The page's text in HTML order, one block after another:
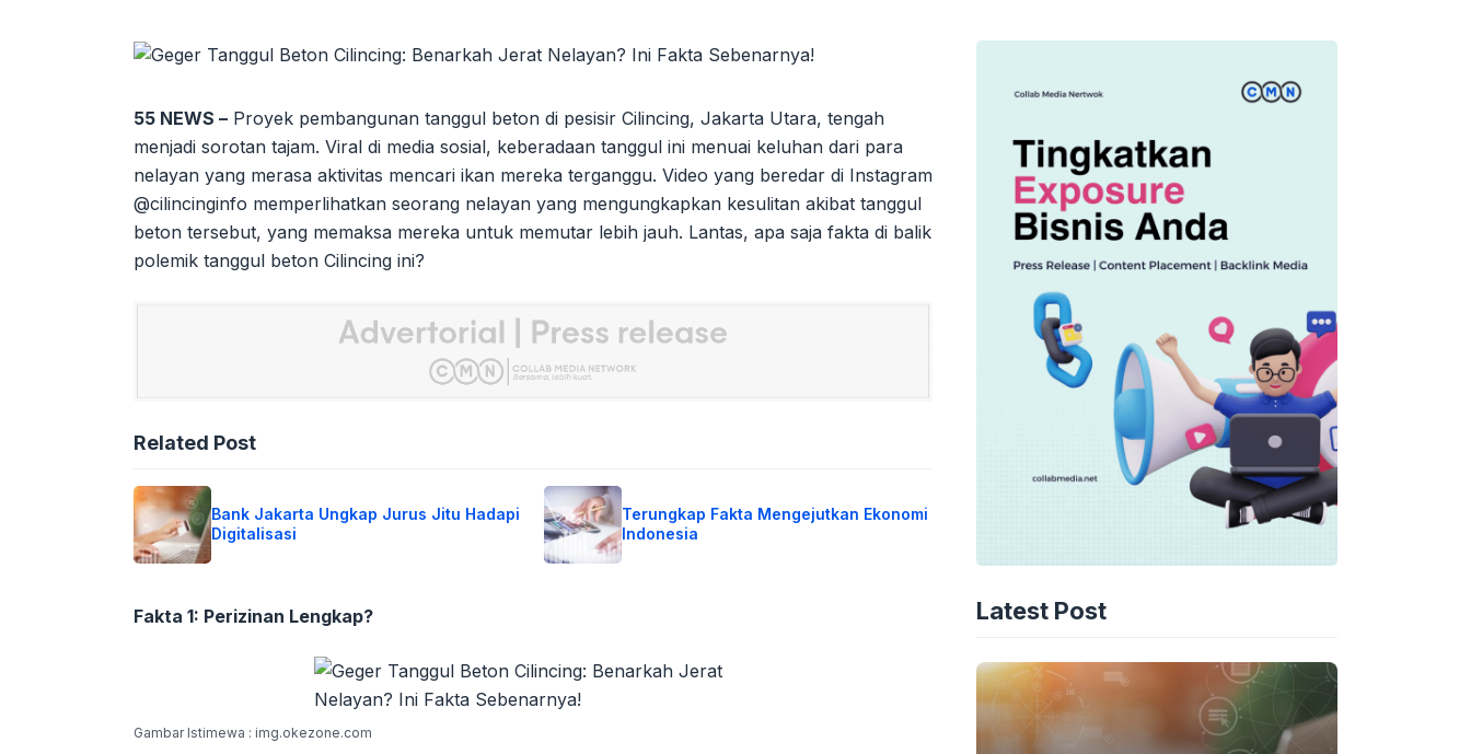
55 NEWS – Proyek pembangunan tanggul beton di pesisir Cilincing, Jakarta Utara, tengah
menjadi sorotan tajam. Viral di media sosial, keberadaan tanggul ini menuai keluhan dari para
nelayan yang merasa aktivitas mencari ikan mereka terganggu. Video yang beredar di Instagram
@cilincinginfo memperlihatkan seorang nelayan yang mengungkapkan kesulitan akibat tanggul
beton tersebut, yang memaksa mereka untuk memutar lebih jauh. Lantas, apa saja fakta di balik
polemik tanggul beton Cilincing ini?
Related Post
Bank Jakarta Ungkap Jurus Jitu Hadapi
Digitalisasi
Terungkap Fakta Mengejutkan Ekonomi
Indonesia
Fakta 1: Perizinan Lengkap?
Gambar Istimewa : img.okezone.com
Latest Post